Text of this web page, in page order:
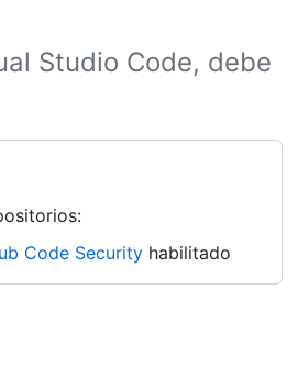
Studio Code, debe
Code Security habilitado